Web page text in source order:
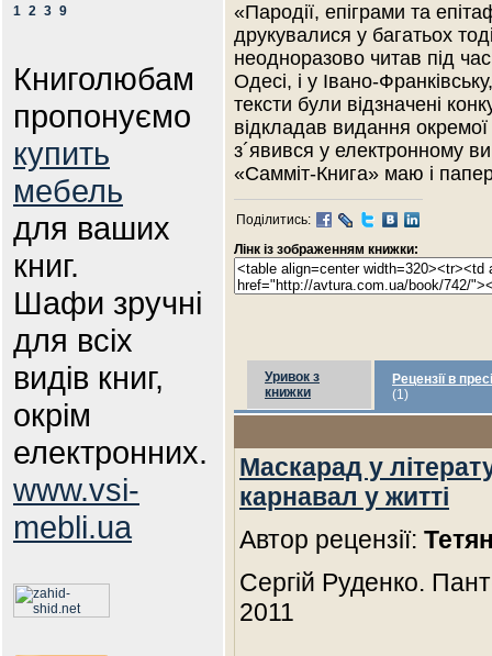
1 2 3 9
Книголюбам
пропонуємо
купить
мебель
для ваших
книг.
Шафи зручні
для всіх
видів книг,
окрім
електронних.
www.vsi-
mebli.ua
«Пародії, епіграми та
друкувалися у багатьох
неодноразово читав під час
Одесі, і у Івано-
тексти були відзначені
відкладав видання
з´явився у електронному
«Самміт-Книга» маю і
Поділитись:
Лінк із зображенням книжки:
Уривок з
книжки
Рецензії в пресі
(1)
Маскарад у
карнавал у житті
Автор рецензії:
Сергій Руденко.
2011